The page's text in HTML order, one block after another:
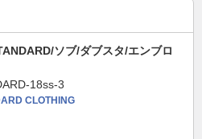
ソブ/ダブスタ/エンブロ
18ss-3
CLOTHING